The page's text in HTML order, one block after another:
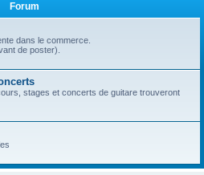
Forum
dans le commerce.
de poster).
stages et concerts de guitare trouveront